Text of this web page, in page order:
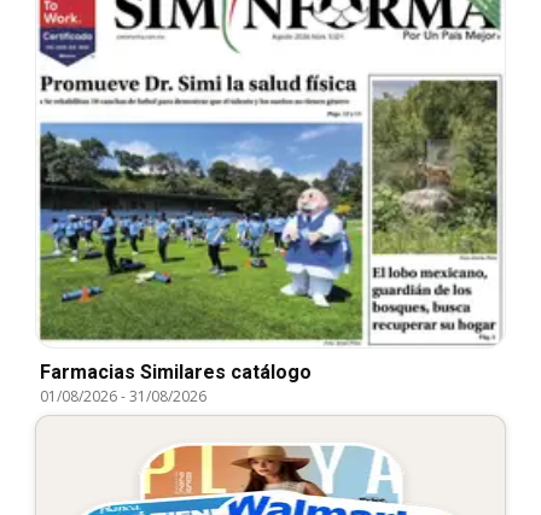
Farmacias Similares catálogo
01/08/2026-31/08/2026